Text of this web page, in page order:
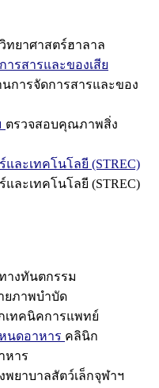
ทยาศาสตร์ฮาลาล
ารสารและของเสีย
การจัดการสารและของ
ตรวจสอบคุณภาพสิ่ง
ละเทคโนโลยี (STREC)
ละเทคโนโลยี (STREC)
างทันตกรรม
ยภาพบำบัด
เทคนิคการแพทย์
นดอาหาร คลินิก
หาร
พยาบาลสัตว์เล็กจุฬาฯ